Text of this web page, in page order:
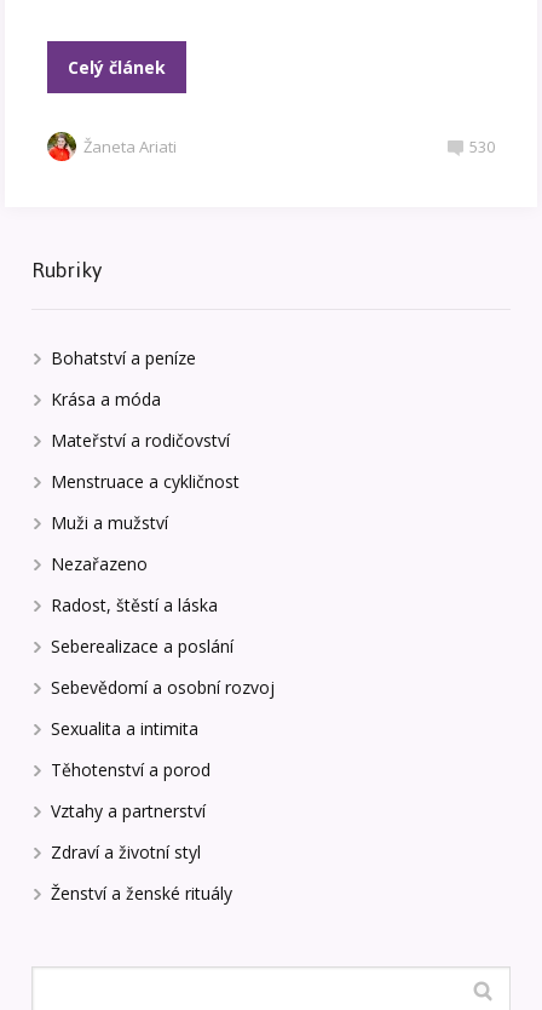
Celý článek
Žaneta Ariati 530
Rubriky
Bohatství a peníze
Krása a móda
Mateřství a rodičovství
Menstruace a cykličnost
Muži a mužství
Nezařazeno
Radost, štěstí a láska
Seberealizace a poslání
Sebevědomí a osobní rozvoj
Sexualita a intimita
Těhotenství a porod
Vztahy a partnerství
Zdraví a životní styl
Ženství a ženské rituály